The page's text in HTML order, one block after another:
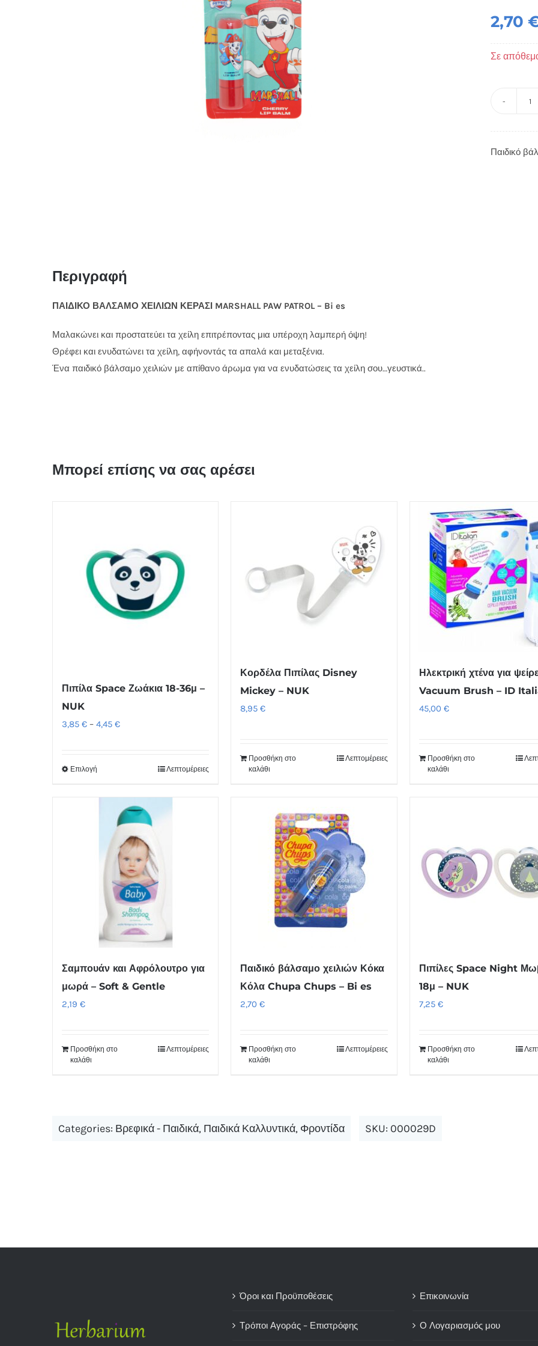
2,70
Σε
Παιδικό
Περιγραφή
ΠΑΙΔΙΚΟ ΒΑΛΣΑΜΟ ΧΕΙΛΙΩΝ ΚΕΡΑΣΙ MARSHALL PAW PATROL – Bi es
Μαλακώνει και προστατεύει τα χείλη επιτρέποντας μια υπέροχη λαμπερή όψη!
Θρέφει και ενυδατώνει τα χείλη, αφήνοντάς τα απαλά και μεταξένια.
Ένα παιδικό βάλσαμο χειλιών με απίθανο άρωμα για να ενυδατώσεις τα χείλη σου…γευστικά..
Μπορεί επίσης να σας αρέσει
Πιπίλα Space Ζωάκια 18-36μ –
NUK
3,85 € – 4,45 €Price
ΕπιλογήΑυτό
πολλαπλές
παραλλαγές.
Οι
επιλογές
μπορούν
να
επιλεγούν
σελίδα
του
Λεπτομέρειες
Κορδέλα Πιπίλας Disney
Mickey – NUK
8,95€
Προσθήκη στο
καλάθι
Λεπτομέρειες
Ηλεκτρική χτένα για
Vacuum Brush – ID
45,00 €
Προσθήκη στο
καλάθι
Σαμπουάν και Αφρόλουτρο για
μωρά – Soft & Gentle
2,19 €
Προσθήκη στο
καλάθι
Λεπτομέρειες
Παιδικό βάλσαμο χειλιών Κόκα
Κόλα Chupa Chups – Bi es
2,70€
Προσθήκη στο
καλάθι
Λεπτομέρειες
Πιπίλες Space Night
18μ – NUK
7,25 €
Προσθήκη στο
καλάθι
Categories: Βρεφικά - Παιδικά, Παιδικά Καλλυντικά, Φροντίδα SKU: 000029D
Όροι και Προϋποθέσεις
Τρόποι Αγοράς – Επιστρόφης
Επικοινωνία
Ο Λογαριασμός μου